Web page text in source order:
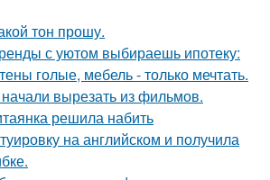
тон прошу.
с уютом выбираешь ипотеку:
голые, мебель - только мечтать.
вырезать из фильмов.
решила набить
на английском и получила